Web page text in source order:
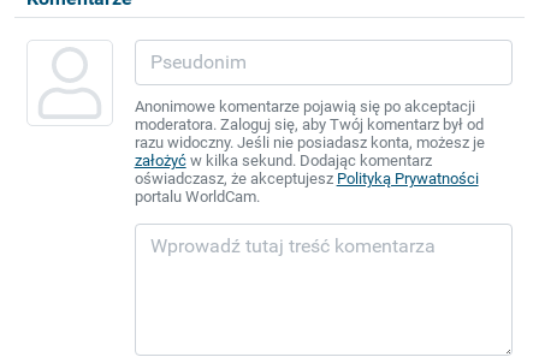
Anonimowe komentarze pojawią się po akceptacji
moderatora. Zaloguj się, aby Twój komentarz był od
razu widoczny. Jeśli nie posiadasz konta, możesz je
założyćw kilka sekund. Dodając komentarz
oświadczasz, że akceptujesz Polityką Prywatności
portalu WorldCam.